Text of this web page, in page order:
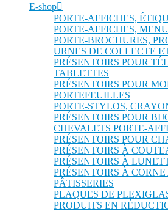
E-shop
PORTE-AFFICHES,
PORTE-AFFICHES,
PORTE-BROCHURES,
URNES DE COLLECTE
PRÉSENTOIRS POUR
TABLETTES
PRÉSENTOIRS POUR
PORTEFEUILLES
PORTE-STYLOS,
PRÉSENTOIRS POUR
CHEVALETS PORTE-
PRÉSENTOIRS POUR
PRÉSENTOIRS À
PRÉSENTOIRS À
PRÉSENTOIRS À
PÂTISSERIES
PLAQUES DE
PRODUITS EN